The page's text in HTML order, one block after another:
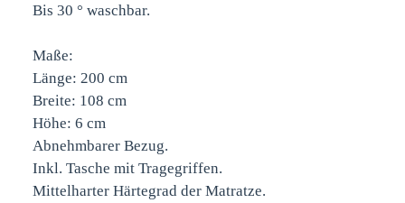
Bis 30 ° waschbar.
Maße:
Länge: 200 cm
Breite: 108 cm
Höhe: 6 cm
Abnehmbarer Bezug.
Inkl. Tasche mit Tragegriffen.
Mittelharter Härtegrad der Matratze.